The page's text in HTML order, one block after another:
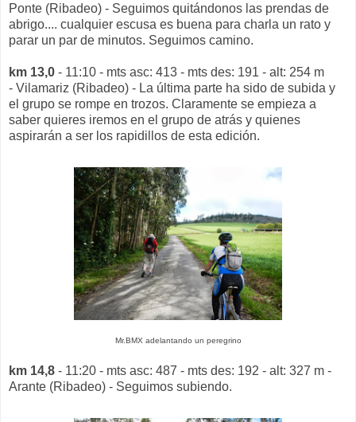
Ponte (Ribadeo) - Seguimos quitándonos las prendas de
abrigo.... cualquier escusa es buena para charla un rato y
parar un par de minutos. Seguimos camino.
km 13,0 - 11:10 - mts asc: 413 - mts des: 191 - alt: 254 m
- Vilamariz (Ribadeo) - La última parte ha sido de subida y
el grupo se rompe en trozos. Claramente se empieza a
saber quieres iremos en el grupo de atrás y quienes
aspirarán a ser los rapidillos de esta edición.
Mr.BMX adelantando un peregrino
km 14,8 - 11:20 - mts asc: 487 - mts des: 192 - alt: 327 m -
Arante (Ribadeo) - Seguimos subiendo.